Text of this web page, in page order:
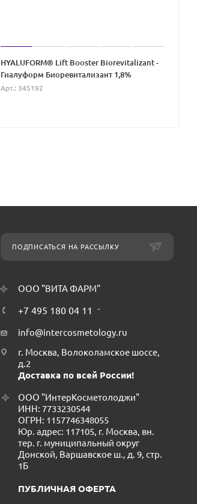
HYALUFORM® Lift Booster Biorevitalizant -
Гиалуформ Биоревитализант 1,8%
Арт.: 345192
ПОДПИСАТЬСЯ НА РАССЫЛКУ
ООО "ВИТА ФАРМ"
+7 495 180 04 11
info@intercosmetology.ru
г. Москва, Волоколамское шоссе,
д.2
Доставка по всей России!
ООО "ИнтерКосметолоджи"
ИНН: 7733230544
ОГРН: 1157746348055
Юр. адрес: 117105, г. Москва, вн.
тер. г. муниципальный округ
Донской, Варшавское ш., д. 9, стр.
1Б
ПУБЛИЧНАЯ ОФЕРТА